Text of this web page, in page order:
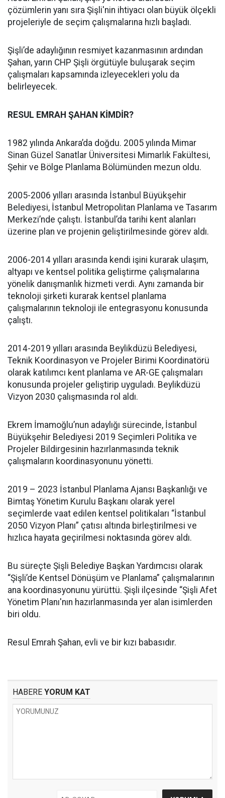
çözümlerin yanı sıra Şişli'nin ihtiyacı olan büyük ölçekli
projeleriyle de seçim çalışmalarına hızlı başladı.
Şişli’de adaylığının resmiyet kazanmasının ardından
Şahan, yarın CHP Şişli örgütüyle buluşarak seçim
çalışmaları kapsamında izleyecekleri yolu da
belirleyecek.
RESUL EMRAH ŞAHAN KİMDİR?
1982 yılında Ankara’da doğdu. 2005 yılında Mimar
Sinan Güzel Sanatlar Üniversitesi Mimarlık Fakültesi,
Şehir ve Bölge Planlama Bölümünden mezun oldu.
2005-2006 yılları arasında İstanbul Büyükşehir
Belediyesi, İstanbul Metropolitan Planlama ve Tasarım
Merkezi’nde çalıştı. İstanbul’da tarihi kent alanları
üzerine plan ve projenin geliştirilmesinde görev aldı.
2006-2014 yılları arasında kendi işini kurarak ulaşım,
altyapı ve kentsel politika geliştirme çalışmalarına
yönelik danışmanlık hizmeti verdi. Aynı zamanda bir
teknoloji şirketi kurarak kentsel planlama
çalışmalarının teknoloji ile entegrasyonu konusunda
çalıştı.
2014-2019 yılları arasında Beylikdüzü Belediyesi,
Teknik Koordinasyon ve Projeler Birimi Koordinatörü
olarak katılımcı kent planlama ve AR-GE çalışmaları
konusunda projeler geliştirip uyguladı. Beylikdüzü
Vizyon 2030 çalışmasında rol aldı.
Ekrem İmamoğlu’nun adaylığı sürecinde, İstanbul
Büyükşehir Belediyesi 2019 Seçimleri Politika ve
Projeler Bildirgesinin hazırlanmasında teknik
çalışmaların koordinasyonunu yönetti.
2019 – 2023 İstanbul Planlama Ajansı Başkanlığı ve
Bimtaş Yönetim Kurulu Başkanı olarak yerel
seçimlerde vaat edilen kentsel politikaları “İstanbul
2050 Vizyon Planı” çatısı altında birleştirilmesi ve
hızlıca hayata geçirilmesi noktasında görev aldı.
Bu süreçte Şişli Belediye Başkan Yardımcısı olarak
“Şişli’de Kentsel Dönüşüm ve Planlama” çalışmalarının
ana koordinasyonunu yürüttü. Şişli ilçesinde “Şişli Afet
Yönetim Planı'nın hazırlanmasında yer alan isimlerden
biri oldu.
Resul Emrah Şahan, evli ve bir kızı babasıdır.
HABERE YORUM KAT